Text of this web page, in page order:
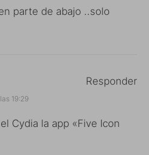
parte de abajo ..solo
19:29
Cydia la app «Five Icon
Responder